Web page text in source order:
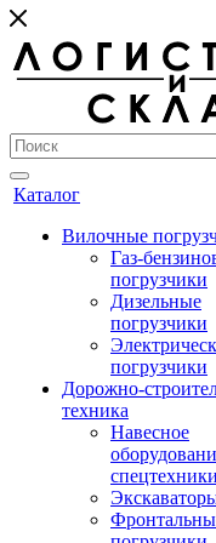
Каталог
Вилочные
Газ-
погрузчики
Дизельные
погрузчики
погрузчики
Дорожно-
техника
Навесное
спецтехники